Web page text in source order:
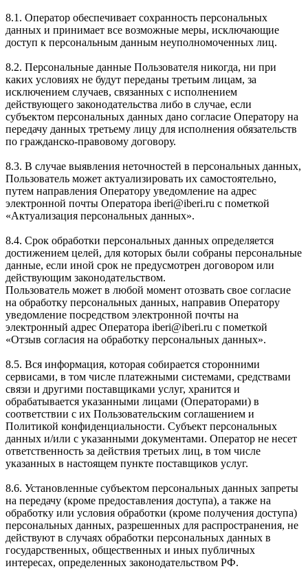
8.1. Оператор обеспечивает сохранность персональных
данных и принимает все возможные меры, исключающие
доступ к персональным данным неуполномоченных лиц.
8.2. Персональные данные Пользователя никогда, ни при
каких условиях не будут переданы третьим лицам, за
исключением случаев, связанных с исполнением
действующего законодательства либо в случае, если
субъектом персональных данных дано согласие Оператору на
передачу данных третьему лицу для исполнения обязательств
по гражданско-правовому договору.
8.3. В случае выявления неточностей в персональных данных,
Пользователь может актуализировать их самостоятельно,
путем направления Оператору уведомление на адрес
электронной почты Оператора iberi@iberi.ru с пометкой
«Актуализация персональных данных».
8.4. Срок обработки персональных данных определяется
достижением целей, для которых были собраны персональные
данные, если иной срок не предусмотрен договором или
действующим законодательством.
Пользователь может в любой момент отозвать свое согласие
на обработку персональных данных, направив Оператору
уведомление посредством электронной почты на
электронный адрес Оператора iberi@iberi.ru с пометкой
«Отзыв согласия на обработку персональных данных».
8.5. Вся информация, которая собирается сторонними
сервисами, в том числе платежными системами, средствами
связи и другими поставщиками услуг, хранится и
обрабатывается указанными лицами (Операторами) в
соответствии с их Пользовательским соглашением и
Политикой конфиденциальности. Субъект персональных
данных и/или с указанными документами. Оператор не несет
ответственность за действия третьих лиц, в том числе
указанных в настоящем пункте поставщиков услуг.
8.6. Установленные субъектом персональных данных запреты
на передачу (кроме предоставления доступа), а также на
обработку или условия обработки (кроме получения доступа)
персональных данных, разрешенных для распространения, не
действуют в случаях обработки персональных данных в
государственных, общественных и иных публичных
интересах, определенных законодательством РФ.